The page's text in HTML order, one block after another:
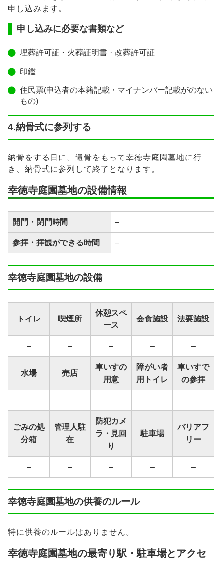
申し込みます。
申し込みに必要な書類など
埋葬許可証・火葬証明書・改葬許可証
印鑑
住民票(申込者の本籍記載・マイナンバー記載がのない
もの)
4.納骨式に参列する
納骨をする日に、遺骨をもって幸徳寺庭園墓地に行
き、納骨式に参列して終了となります。
幸徳寺庭園墓地の設備情報
開門・閉門時間 –
参拝・拝観ができる時間 –
幸徳寺庭園墓地の設備
トイレ 喫煙所
休憩スペ
ース
会食施設 法要施設
– – – – –
水場 売店
車いすの
用意
障がい者
用トイレ
車いすで
の参拝
– – – – –
ごみの処
分箱
管理人駐
在
防犯カメ
ラ・見回
り
駐車場
バリアフ
リー
– – – – –
幸徳寺庭園墓地の供養のルール
特に供養のルールはありません。
幸徳寺庭園墓地の最寄り駅・駐車場とアクセ